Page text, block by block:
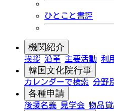
ひとこと書評
機関紹介
挨拶 沿革 主要活動 利
韓国文化院行事
カレンダーで検索 分野
各種申請
後援名義 見学会 物品貸